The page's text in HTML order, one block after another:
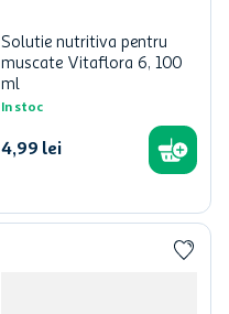
Solutie nutritiva pentru
muscate Vitaflora 6, 100
ml
In stoc
4,99 lei